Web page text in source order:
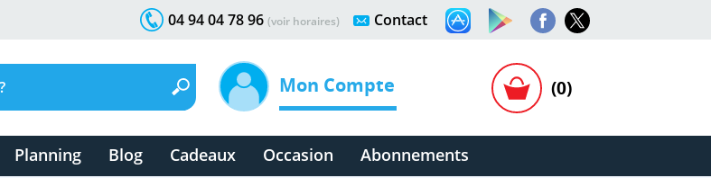
Contact
04 94 04 78 96 (voir horaires)
Mon Compte (0)
Planning Blog Cadeaux Occasion Abonnements